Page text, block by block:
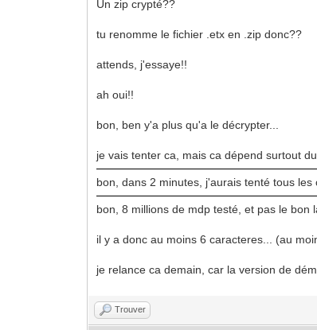
Un zip crypté??
tu renomme le fichier .etx en .zip donc??
attends, j'essaye!!
ah oui!!
bon, ben y'a plus qu'a le décrypter...
je vais tenter ca, mais ca dépend surtout
bon, dans 2 minutes, j'aurais tenté tous
bon, 8 millions de mdp testé, et pas le bon
il y a donc au moins 6 caracteres... (au
je relance ca demain, car la version de
Trouver